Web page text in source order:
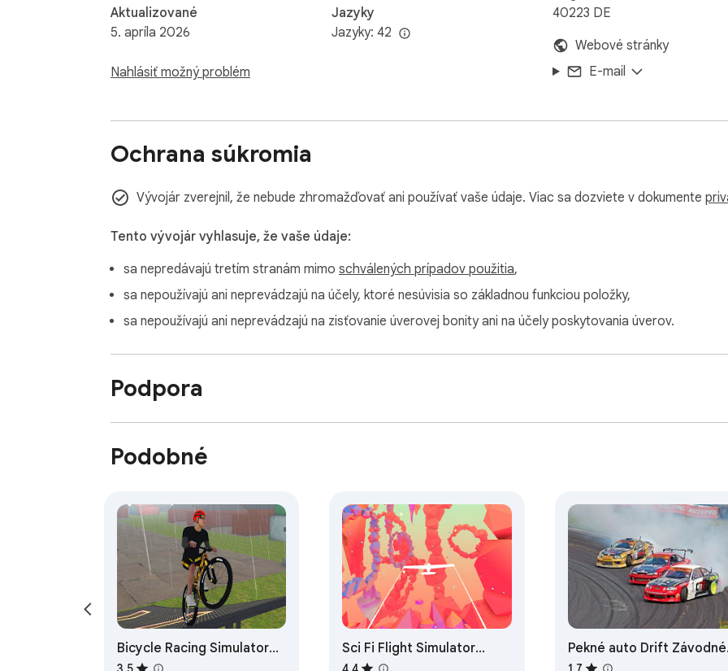
Aktualizované
5. apríla 2026
Nahlásiť možný problém
Jazyky
Jazyky: 42
40223 DE
Webové stránky
E-mail
Ochrana súkromia
Vývojár zverejnil, že nebude zhromažďovať ani používať vaše údaje. Viac sa dozviete v dokumente
Tento vývojár vyhlasuje, že vaše údaje:
sa nepredávajú tretím stranám mimo schválených prípadov použitia,
sa nepoužívajú ani neprevádzajú na účely, ktoré nesúvisia so základnou funkciou položky,
sa nepoužívajú ani neprevádzajú na zisťovanie úverovej bonity ani na účely poskytovania úverov.
Podpora
Podobné
Bicycle Racing Simulator
Game
Sci Fi Flight Simulator
Unblocked Game
Pekné auto Drift Závodné
hry